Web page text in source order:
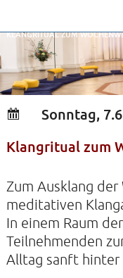
content
START
IN STILLE SEIN
SINGEN UND
BEWEGEN UND
GOTT UND DAS
STILLE UND
JUGENDLICHE
VORTRÄGE
KLANGRITUAL ZUM
Sonntag,
Klangritual zum
Zum Ausklang
meditativen
In einem Raum
Teilnehmenden
Alltag sanft hinter